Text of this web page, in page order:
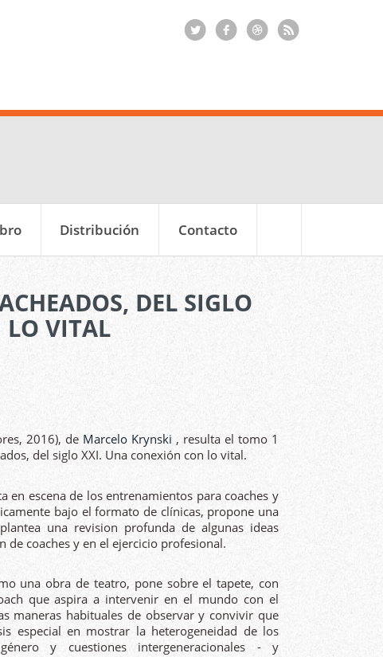
Distribución Contacto
DEL SIGLO
VITAL
2016), de Marcelo Krynski , resulta el tomo 1
del siglo XXI. Una conexión con lo vital.
escena de los entrenamientos para coaches y
bajo el formato de clínicas, propone una
una revision profunda de algunas ideas
coaches y en el ejercicio profesional.
una obra de teatro, pone sobre el tapete, con
que aspira a intervenir en el mundo con el
maneras habituales de observar y convivir que
especial en mostrar la heterogeneidad de los
y cuestiones intergeneracionales - y